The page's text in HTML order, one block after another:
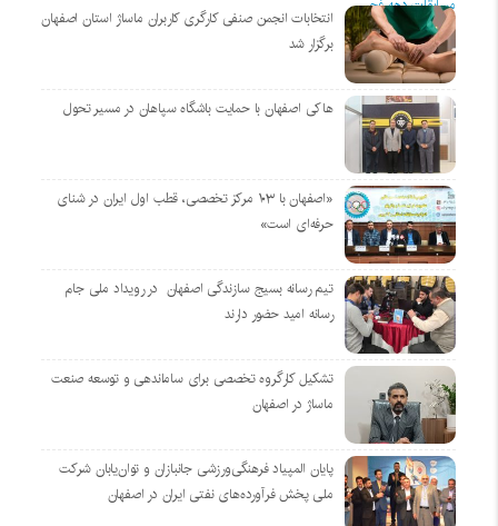
انتخابات انجمن صنفی کارگری کاربران ماساژ استان اصفهان
برگزار شد
هاکی اصفهان با حمایت باشگاه سپاهان در مسیر تحول
«اصفهان با ۱۰۳ مرکز تخصصی، قطب اول ایران در شنای
حرفه‌ای است»
تیم رسانه بسیج سازندگی اصفهان در رویداد ملی جام
رسانه امید حضور دارند
تشکیل کارگروه تخصصی برای ساماندهی و توسعه صنعت
ماساژ در اصفهان
پایان المپیاد فرهنگی‌ورزشی جانبازان و توان‌یابان شرکت
ملی پخش فرآورده‌های نفتی ایران در اصفهان